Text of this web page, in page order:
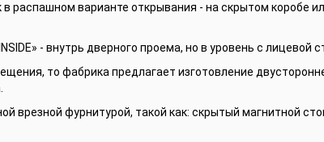
распашном варианте открывания - на скрытом коробе
- внутрь дверного проема, но в уровень с лицевой
то фабрика предлагает изготовление
врезной фурнитурой, такой как: скрытый магнитной